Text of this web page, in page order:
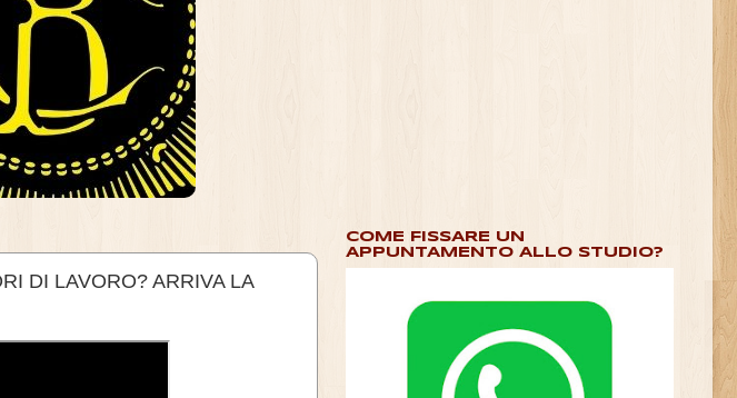
DI LAVORO? ARRIVA LA
COME FISSARE UN
APPUNTAMENTO ALLO STUDIO?